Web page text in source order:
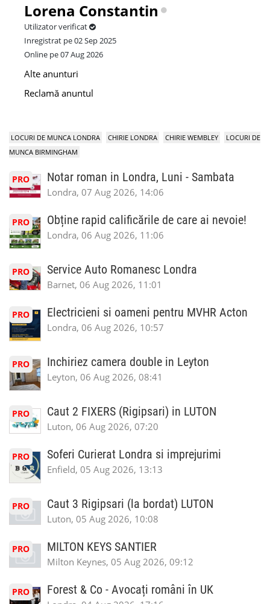
Lorena Constantin
Utilizator verificat
Inregistrat pe 02 Sep 2025
Online pe 07 Aug 2026
Alte anunturi
Reclamă anuntul
LOCURI DE MUNCA LONDRA CHIRIE LONDRA CHIRIE WEMBLEY
LOCURI DE
MUNCA BIRMINGHAM
PRO Notar roman in Londra, Luni - Sambata
Londra, 07 Aug 2026, 14:06
PRO Obține rapid calificările de care ai nevoie!
Londra, 06 Aug 2026, 11:06
PRO Service Auto Romanesc Londra
Barnet, 06 Aug 2026, 11:01
PRO Electricieni si oameni pentru MVHR Acton
Londra, 06 Aug 2026, 10:57
PRO Inchiriez camera double in Leyton
Leyton, 06 Aug 2026, 08:41
PRO Caut 2 FIXERS (Rigipsari) in LUTON
Luton, 06 Aug 2026, 07:20
PRO Soferi Curierat Londra si imprejurimi
Enfield, 05 Aug 2026, 13:13
PRO Caut 3 Rigipsari (la bordat) LUTON
Luton, 05 Aug 2026, 10:08
PRO MILTON KEYS SANTIER
Milton Keynes, 05 Aug 2026, 09:12
PRO Forest & Co - Avocați români în UK